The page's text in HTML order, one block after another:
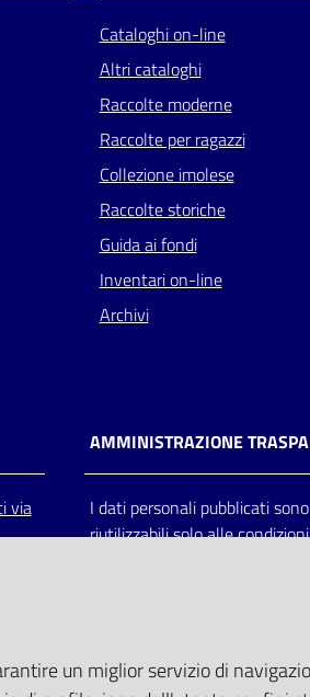
Cataloghi on-line
Altri cataloghi
Raccolte moderne
Raccolte per ragazzi
Collezione imolese
Raccolte storiche
Guida ai fondi
Inventari on-line
Archivi
via
AMMINISTRAZIONE
I dati personali pubblicati sono
riutilizzabili solo alle condizioni
un miglior servizio di